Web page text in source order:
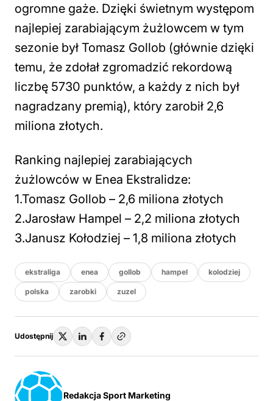
ogromne gaże. Dzięki świetnym występom
najlepiej zarabiającym żużlowcem w tym
sezonie był Tomasz Gollob (głównie dzięki
temu, że zdołał zgromadzić rekordową
liczbę 5730 punktów, a każdy z nich był
nagradzany premią), który zarobił 2,6
miliona złotych.
Ranking najlepiej zarabiających
żużlowców w Enea Ekstralidze:
1.Tomasz Gollob – 2,6 miliona złotych
2.Jarosław Hampel – 2,2 miliona złotych
3.Janusz Kołodziej – 1,8 miliona złotych
ekstraliga enea gollob hampel kolodziej
polska zarobki zuzel
Udostępnij
Redakcja Sport Marketing